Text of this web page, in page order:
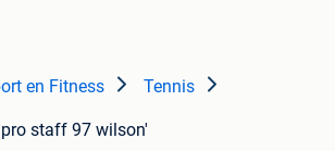
en Fitness Tennis
staff 97 wilson'